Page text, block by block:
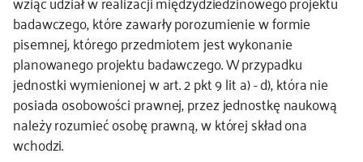
badawczego, które zawarły porozumienie w formie
pisemnej, którego przedmiotem jest wykonanie
planowanego projektu badawczego. W przypadku
jednostki wymienionej w art. 2 pkt 9 lit a) - d), która nie
posiada osobowości prawnej, przez jednostkę naukową
należy rozumieć osobę prawną, w której skład ona
wchodzi.